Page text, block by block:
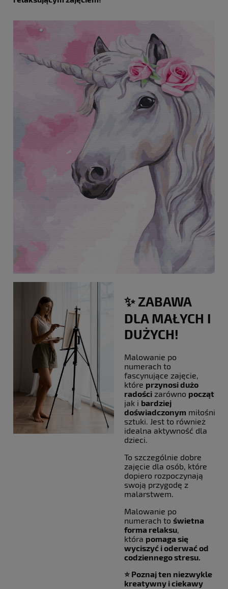
✨ ZABAWA
DLA MAŁYCH I
DUŻYCH!
Malowanie po
numerach to
fascynujące zajęcie,
które przynosi dużo
radości zarówno
jak i bardziej
doświadczonym
sztuki. Jest to również
idealna aktywność dla
dzieci.
To szczególnie dobre
zajęcie dla osób, które
dopiero rozpoczynają
swoją przygodę z
malarstwem.
Malowanie po
numerach to świetna
forma relaksu
która pomaga się
wyciszyć i oderwać od
codziennego stresu.
⭐ Poznaj ten niezwykle
kreatywny i ciekawy